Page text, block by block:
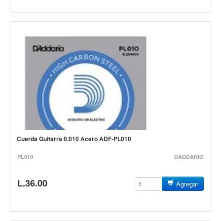
Accesorios
Micrófonos
Mano alámbrico
Instrumento alámbrico
Inalámbrico de mano
Inalámbrico diadema y solapa
Inalámbrico para instrumento
Cámara, computadora y celular
Accesorios
Cuerda Guitarra 0.010 Acero ADF-PL010
PL010 DADDARIO
L.36.00 Agregar